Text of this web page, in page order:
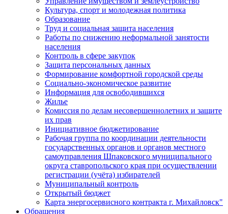
Культура, спорт и молодежная политика
Образование
Труд и социальная защита населения
Работы по снижению неформальной занятости
населения
Контроль в сфере закупок
Защита персональных данных
Формирование комфортной городской среды
Социально-экономическое развитие
Информация для освободившихся
Жилье
Комиссия по делам несовершеннолетних и защите
их прав
Инициативное бюджетирование
Рабочая группа по координации деятельности
государственных органов и органов местного
самоуправления Шпаковского муниципального
округа ставропольского края при осуществлении
регистрации (учёта) избирателей
Муниципальный контроль
Открытый бюджет
Карта энергосервисного контракта г. Михайловск"
Обращения